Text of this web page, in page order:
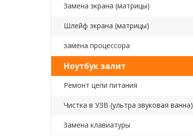
Замена экрана (матрицы)
Шлейф экрана (матрицы)
замена процессора
Ноутбук залит
Ремонт цепи питания
Чистка в УЗВ (ультра звуковая ванна)
Замена клавиатуры